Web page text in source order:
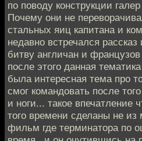
по поводу конструкции
Почему они не
стальных яиц капитана и
недавно встречался
битву англичан и
после этого данная
была интересная тема про
смог командовать после
и ноги... такое впечатление
того времени сделаны не из
фильм где терминатора по